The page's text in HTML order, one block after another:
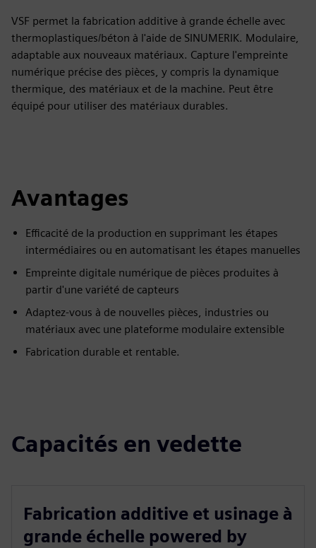
VSF permet la fabrication additive à grande échelle avec
thermoplastiques/béton à l'aide de SINUMERIK. Modulaire,
adaptable aux nouveaux matériaux. Capture l'empreinte
numérique précise des pièces, y compris la dynamique
thermique, des matériaux et de la machine. Peut être
équipé pour utiliser des matériaux durables.
Avantages
Efficacité de la production en supprimant les étapes
intermédiaires ou en automatisant les étapes manuelles
Empreinte digitale numérique de pièces produites à
partir d'une variété de capteurs
Adaptez-vous à de nouvelles pièces, industries ou
matériaux avec une plateforme modulaire extensible
Fabrication durable et rentable.
Capacités en vedette
Fabrication additive et usinage à
grande échelle powered by